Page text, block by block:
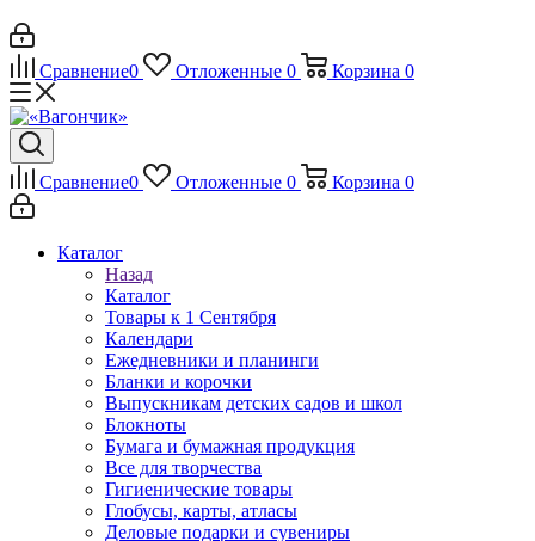
Сравнение0 Отложенные 0 Корзина 0
Сравнение0 Отложенные 0 Корзина 0
Каталог
Назад
Каталог
Товары к 1 Сентября
Календари
Ежедневники и планинги
Бланки и корочки
Выпускникам детских садов и школ
Блокноты
Бумага и бумажная продукция
Все для творчества
Гигиенические товары
Глобусы, карты, атласы
Деловые подарки и сувениры